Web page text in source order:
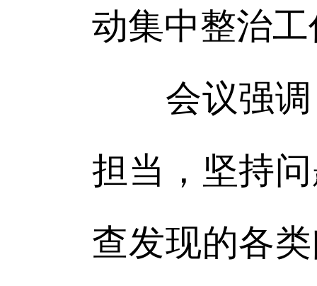
动集中整治
会议强调
担当，坚持
查发现的各